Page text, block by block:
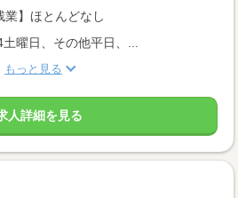
】ほとんどなし
曜日、その他平日、...
もっと見る
人詳細を見る